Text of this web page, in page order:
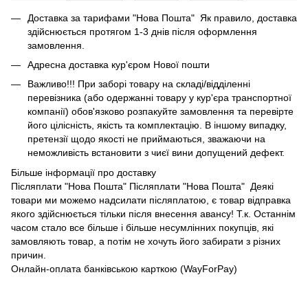
Доставка за тарифами "Нова Пошта" Як правило, доставка
здійснюється протягом 1-3 днів після оформлення
замовлення.
Адресна доставка кур'єром Нової пошти
Важливо!!! При заборі товару на складі/відділенні
перевізника (або одержанні товару у кур'єра транспортної
компанії) обов'язково розпакуйте замовлення та перевірте
його цілісність, якість та комплектацію. В іншому випадку,
претензії щодо якості не приймаються, зважаючи на
неможливість встановити з чиєї вини допущений дефект.
Більше інформації про доставку
Післяплати "Нова Пошта" Післяплати "Нова Пошта" Деякі
товари ми можемо надсилати післяплатою, є товар відправка
якого здійснюється тільки після внесення авансу! Т.к. Останнім
часом стало все більше і більше несумлінних покупців, які
замовляють товар, а потім не хочуть його забирати з різних
причин.
Онлайн-оплата банківською карткою (WayForPay)